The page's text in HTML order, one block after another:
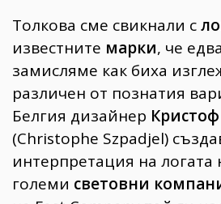
Gentlemen
382
Wellness
1816
ПОСЛЕДВАЙТЕ
НИ
Толкова сме свикнали с
известните марки, че
замисляме как биха
различен от познатия
Белгия дизайнер
(Christophe Szpadjel)
интерпретация на логата
големи световни